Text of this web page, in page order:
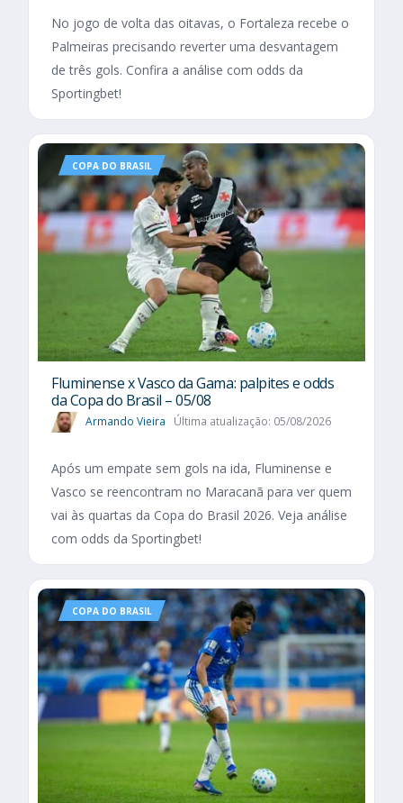
No jogo de volta das oitavas, o Fortaleza recebe o
Palmeiras precisando reverter uma desvantagem
de três gols. Confira a análise com odds da
Sportingbet!
COPA DO BRASIL
Fluminense x Vasco da Gama: palpites e odds
da Copa do Brasil – 05/08
Armando Vieira Última atualização: 05/08/2026
Após um empate sem gols na ida, Fluminense e
Vasco se reencontram no Maracanã para ver quem
vai às quartas da Copa do Brasil 2026. Veja análise
com odds da Sportingbet!
COPA DO BRASIL